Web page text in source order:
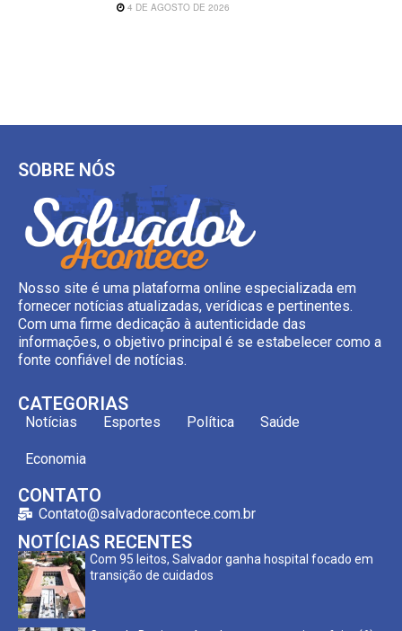
4 DE AGOSTO DE 2026
SOBRE NÓS
Nosso site é uma plataforma online especializada em
fornecer notícias atualizadas, verídicas e pertinentes.
Com uma firme dedicação à autenticidade das
informações, o objetivo principal é se estabelecer como a
fonte confiável de notícias.
CATEGORIAS
Notícias Esportes Política Saúde
Economia
CONTATO
Contato@salvadoracontece.com.br
NOTÍCIAS RECENTES
Com 95 leitos, Salvador ganha hospital focado em
transição de cuidados